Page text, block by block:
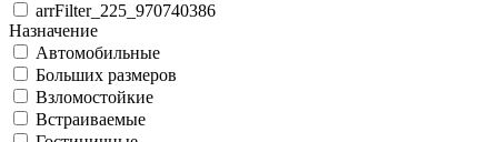
arrFilter_225_970740386
Назначение
Автомобильные
Больших размеров
Взломостойкие
Встраиваемые